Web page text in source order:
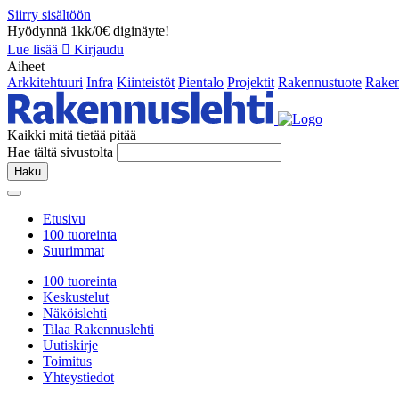
Siirry sisältöön
Hyödynnä 1kk/0€ diginäyte!
Lue lisää
Kirjaudu
Aiheet
Arkkitehtuuri Infra Kiinteistöt Pientalo Projektit Rakennustuote
Kaikki mitä tietää pitää
Hae tältä sivustolta
Haku
Etusivu
100 tuoreinta
Suurimmat
100 tuoreinta
Keskustelut
Näköislehti
Tilaa Rakennuslehti
Uutiskirje
Toimitus
Yhteystiedot